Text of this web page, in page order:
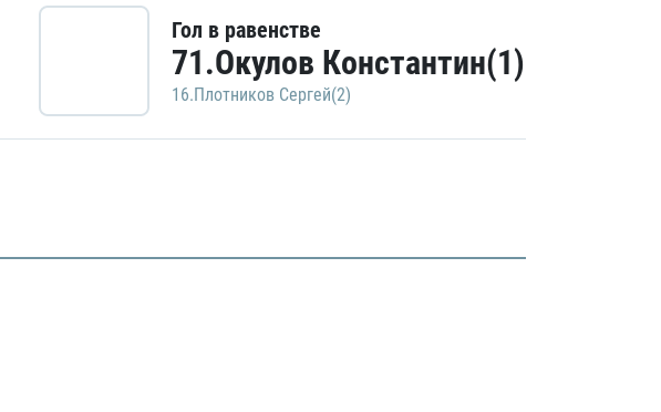
Гол в равенстве
71.Окулов Константин(1)
16.Плотников Сергей(2)